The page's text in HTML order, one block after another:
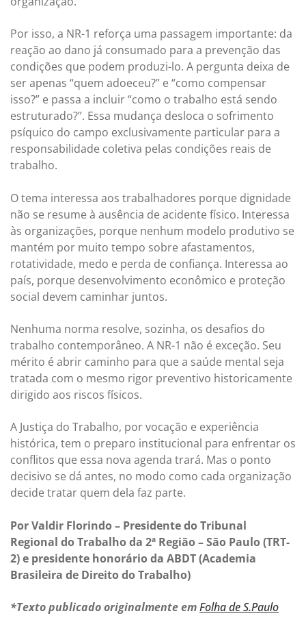
Por isso, a NR-1 reforça uma passagem importante: da
reação ao dano já consumado para a prevenção das
condições que podem produzi-lo. A pergunta deixa de
ser apenas “quem adoeceu?” e “como compensar
isso?” e passa a incluir “como o trabalho está sendo
estruturado?”. Essa mudança desloca o sofrimento
psíquico do campo exclusivamente particular para a
responsabilidade coletiva pelas condições reais de
trabalho.
O tema interessa aos trabalhadores porque dignidade
não se resume à ausência de acidente físico. Interessa
às organizações, porque nenhum modelo produtivo se
mantém por muito tempo sobre afastamentos,
rotatividade, medo e perda de confiança. Interessa ao
país, porque desenvolvimento econômico e proteção
social devem caminhar juntos.
Nenhuma norma resolve, sozinha, os desafios do
trabalho contemporâneo. A NR-1 não é exceção. Seu
mérito é abrir caminho para que a saúde mental seja
tratada com o mesmo rigor preventivo historicamente
dirigido aos riscos físicos.
A Justiça do Trabalho, por vocação e experiência
histórica, tem o preparo institucional para enfrentar os
conflitos que essa nova agenda trará. Mas o ponto
decisivo se dá antes, no modo como cada organização
decide tratar quem dela faz parte.
Por Valdir Florindo – Presidente do Tribunal
Regional do Trabalho da 2ª Região – São Paulo (TRT-
2) e presidente honorário da ABDT (Academia
Brasileira de Direito do Trabalho)
*Texto publicado originalmente emFolha de S.Paulo